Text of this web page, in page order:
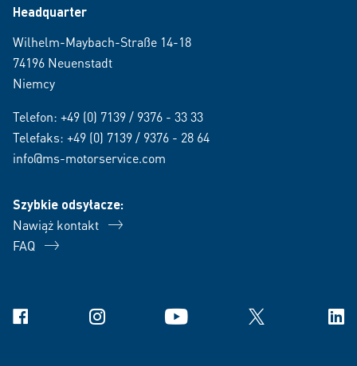
Headquarter
Wilhelm-Maybach-Straße 14-18
74196 Neuenstadt
Niemcy
Telefon: +49 (0) 7139 / 9376 - 33 33
Telefaks: +49 (0) 7139 / 9376 - 28 64
info@ms-motorservice.com
Szybkie odsyłacze:
Nawiąż kontakt
FAQ
Facebook Instagram YouTube X